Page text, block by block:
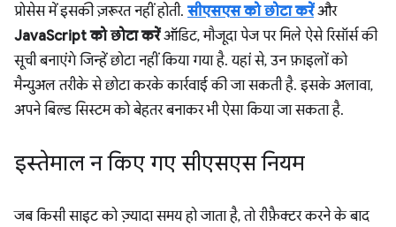
प्रोसेस में इसकी ज़रूरत नहीं होती. सीएसएस को छोटा करेंऔर
JavaScript को छोटा करेंऑडिट, मौजूदा पेज पर मिले ऐसे रिसॉर्स की
सूची बनाएंगे जिन्हें छोटा नहीं किया गया है. यहां से, उन फ़ाइलों को
मैन्युअल तरीके से छोटा करके कार्रवाई की जा सकती है. इसके अलावा,
अपने बिल्ड सिस्टम को बेहतर बनाकर भी ऐसा किया जा सकता है.
इस्तेमाल न किए गए सीएसएस नियम
जब किसी साइट को ज़्यादा समय हो जाता है, तो रीफ़ैक्टर करने के बाद